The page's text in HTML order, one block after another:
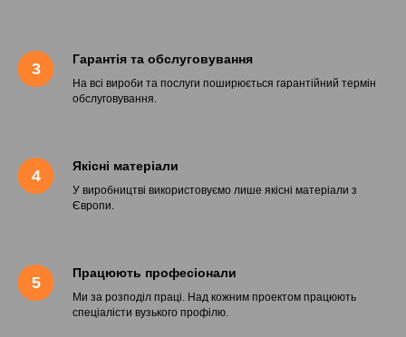
Гарантія та обслуговування
На всі вироби та послуги поширюється гарантійний термін
обслуговування.
Якісні матеріали
У виробництві використовуємо лише якісні матеріали з
Європи.
Працюють професіонали
Ми за розподіл праці. Над кожним проектом працюють
спеціалісти вузького профілю.